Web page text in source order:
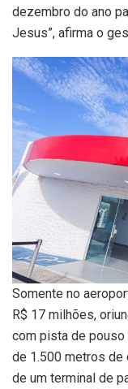
dezembro do ano
Jesus”, afirma o
Somente no
R$ 17 milhões,
com pista de
de 1.500 metros de
de um terminal de